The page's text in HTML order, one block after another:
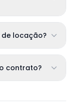
locação?
contrato?